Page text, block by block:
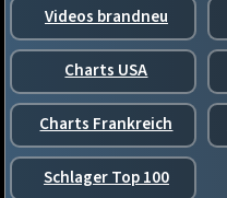
Videos brandneu
Charts USA
Charts Frankreich
Schlager Top 100